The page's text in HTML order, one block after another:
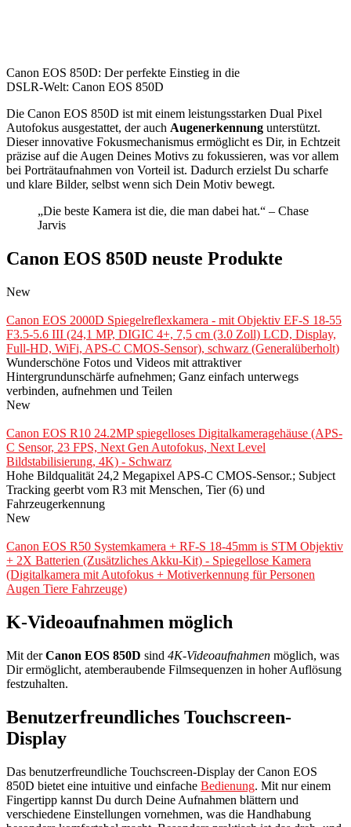
Canon EOS 850D: Der perfekte Einstieg in die
DSLR-Welt: Canon EOS 850D
Die Canon EOS 850D ist mit einem leistungsstarken Dual Pixel
Autofokus ausgestattet, der auch Augenerkennung unterstützt.
Dieser innovative Fokusmechanismus ermöglicht es Dir, in Echtzeit
präzise auf die Augen Deines Motivs zu fokussieren, was vor allem
bei Porträtaufnahmen von Vorteil ist. Dadurch erzielst Du scharfe
und klare Bilder, selbst wenn sich Dein Motiv bewegt.
„Die beste Kamera ist die, die man dabei hat.“ – Chase
Jarvis
Canon EOS 850D neuste Produkte
New
Canon EOS 2000D Spiegelreflexkamera - mit Objektiv EF-S 18-55
F3.5-5.6 III (24,1 MP, DIGIC 4+, 7,5 cm (3.0 Zoll) LCD, Display,
Full-HD, WiFi, APS-C CMOS-Sensor), schwarz (Generalüberholt)
Wunderschöne Fotos und Videos mit attraktiver
Hintergrundunschärfe aufnehmen; Ganz einfach unterwegs
verbinden, aufnehmen und Teilen
New
Canon EOS R10 24.2MP spiegelloses Digitalkameragehäuse (APS-
C Sensor, 23 FPS, Next Gen Autofokus, Next Level
Bildstabilisierung, 4K) - Schwarz
Hohe Bildqualität 24,2 Megapixel APS-C CMOS-Sensor.; Subject
Tracking geerbt vom R3 mit Menschen, Tier (6) und
Fahrzeugerkennung
New
Canon EOS R50 Systemkamera + RF-S 18-45mm is STM Objektiv
+ 2X Batterien (Zusätzliches Akku-Kit) - Spiegellose Kamera
(Digitalkamera mit Autofokus + Motiverkennung für Personen
Augen Tiere Fahrzeuge)
K-Videoaufnahmen möglich
Mit derCanon EOS 850D sind 4K-Videoaufnahmen möglich, was
Dir ermöglicht, atemberaubende Filmsequenzen in hoher Auflösung
festzuhalten.
Benutzerfreundliches Touchscreen-
Display
Das benutzerfreundliche Touchscreen-Display der Canon EOS
850D bietet eine intuitive und einfache Bedienung. Mit nur einem
Fingertipp kannst Du durch Deine Aufnahmen blättern und
verschiedene Einstellungen vornehmen, was die Handhabung